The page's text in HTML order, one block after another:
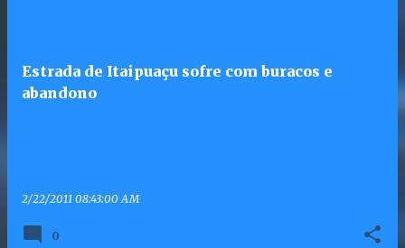
Estrada de Itaipuaçu sofre com buracos e
abandono
2/22/2011 08:43:00 AM
0